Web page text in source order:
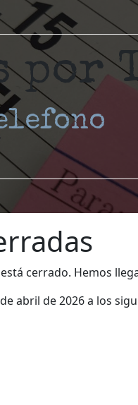
por
cerrado. Hemos
abril de 2026 a los